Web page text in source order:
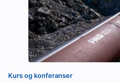
Kurs og konferanser